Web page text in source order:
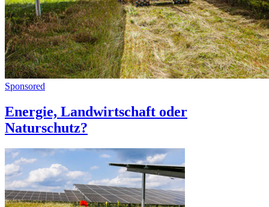
Sponsored
Energie, Landwirtschaft oder
Naturschutz?